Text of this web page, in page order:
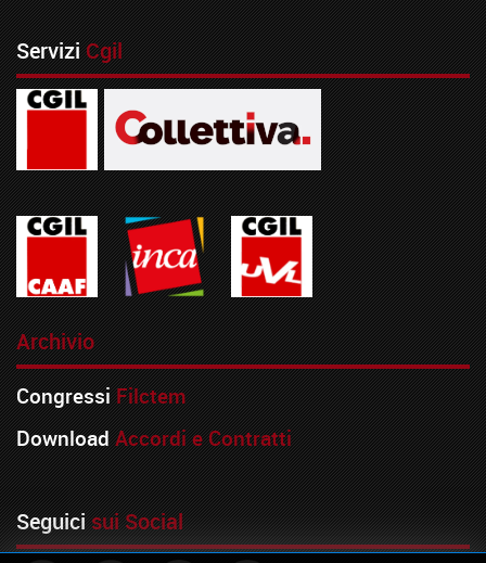
ServiziCgil
Archivio
Congressi Filctem
Download Accordi e Contratti
Seguicisui Social